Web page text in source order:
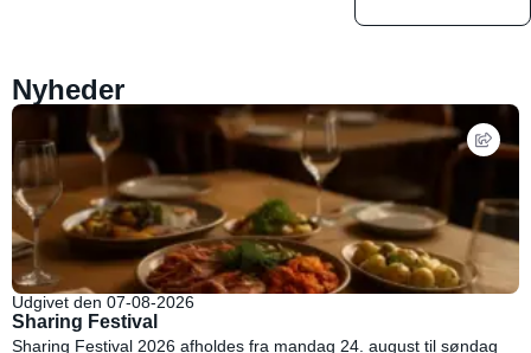
Nyheder
Udgivet den 07-08-2026
Sharing Festival
Sharing Festival 2026 afholdes fra mandag 24. august til søndag